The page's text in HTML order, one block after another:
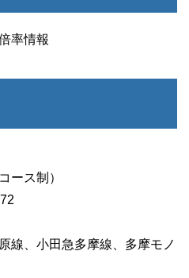
率情報
ース制）
線、小田急多摩線、多摩モノ